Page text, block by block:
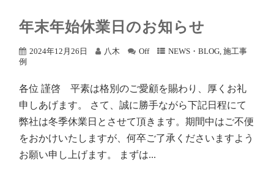
年末年始休業日のお知らせ
2024年12月26日 八木 Off NEWS・BLOG,施工事
例
各位 謹啓 平素は格別のご愛顧を賜わり、厚くお礼
申しあげます。 さて、誠に勝手ながら下記日程にて
弊社は冬季休業日とさせて頂きます。期間中はご不便
をおかけいたしますが、何卒ご了承くださいますよう
お願い申し上げます。 まずは...